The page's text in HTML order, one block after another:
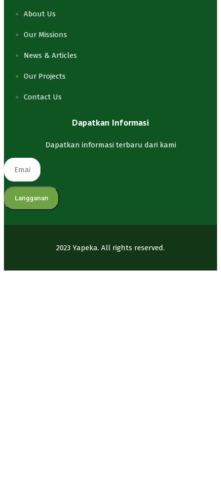
About Us
Our Missions
News & Articles
Our Projects
Contact Us
Dapatkan Informasi
Dapatkan informasi terbaru dari kami
Langganan
2023 Yapeka. All rights reserved.